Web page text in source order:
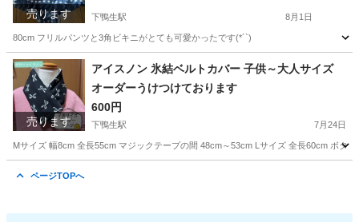
売ります 下鴨生駅 8月1日
80cm フリルパンツと3角ビキニがとても可愛かったです(*´`)
福岡 嘉麻市 下鴨生駅 キッズ用品
売ります
アイスノン 氷結ベルトカバー 子供～大人サイズ
オーダーうけつけております
600円
下鴨生駅 7月24日
Mサイズ 幅8cm 全長55cm マジックテープの間 48cm～53cm Lサイズ 全長60cm ボタ
ページTOPへ